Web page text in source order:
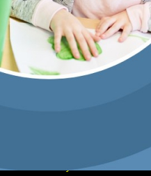
kwietnia do 28 listopada 2024
r. składali wnioski o
dofinansowanie w ramach
finansowania z FEnIKS, w
lub całościowej
z umową o dofinansowanie,
terminu realizacji.
sprawę indywidualnie, z
do umowy – zarówno w